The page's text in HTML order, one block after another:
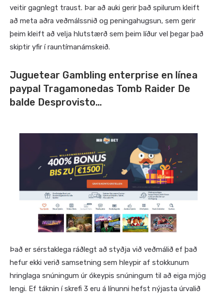
veitir gagnlegt traust. Þar að auki gerir það spilurum kleift
að meta aðra veðmálssnið og peningahugsun, sem gerir
þeim kleift að velja hlutstærð sem þeim líður vel þegar það
skiptir yfir í rauntímanámskeið.
Juguetear Gambling enterprise en línea
paypal Tragamonedas Tomb Raider De
balde Desprovisto…
Það er sérstaklega ráðlegt að styðja við veðmálið ef það
hefur ekki verið samsetning sem hleypir af stokkunum
hringlaga snúningum úr ókeypis snúningum til að eiga mjög
lengi. Ef táknin í skrefi 3 eru á línunni hefst nýjasta úrvalið